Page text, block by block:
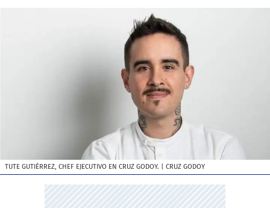
TUTE GUTIÉRREZ, CHEF EJECUTIVO EN CRUZ GODOY. | CRUZ GODOY